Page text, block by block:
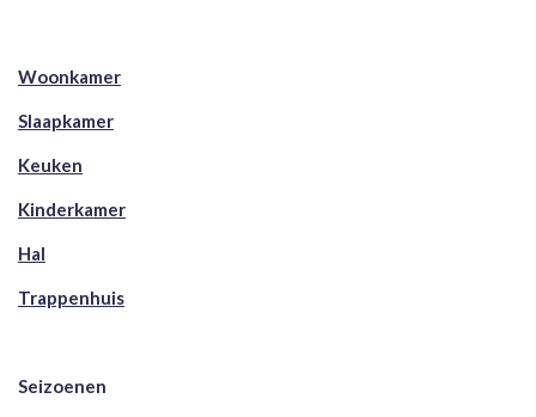
Woonkamer
Slaapkamer
Keuken
Kinderkamer
Hal
Trappenhuis
Seizoenen